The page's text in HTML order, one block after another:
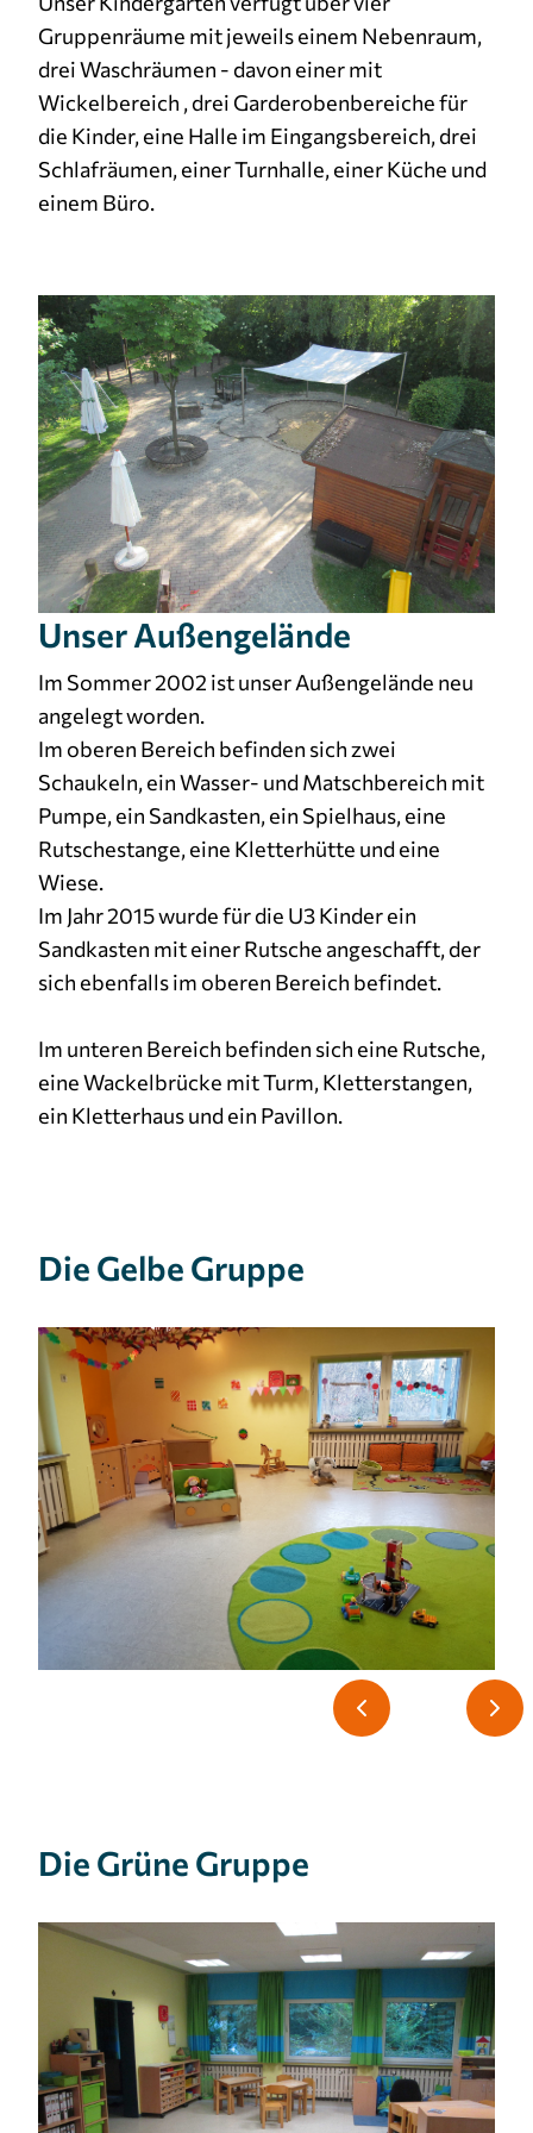
Gruppenräume mit jeweils einem Nebenraum,
drei Waschräumen - davon einer mit
Wickelbereich , drei Garderobenbereiche für
die Kinder, eine Halle im Eingangsbereich, drei
Schlafräumen, einer Turnhalle, einer Küche und
einem Büro.
Unser Außengelände
Im Sommer 2002 ist unser Außengelände neu
angelegt worden.
Im oberen Bereich befinden sich zwei
Schaukeln, ein Wasser- und Matschbereich mit
Pumpe, ein Sandkasten, ein Spielhaus, eine
Rutschestange, eine Kletterhütte und eine
Wiese.
Im Jahr 2015 wurde für die U3 Kinder ein
Sandkasten mit einer Rutsche angeschafft, der
sich ebenfalls im oberen Bereich befindet.
Im unteren Bereich befinden sich eine Rutsche,
eine Wackelbrücke mit Turm, Kletterstangen,
ein Kletterhaus und ein Pavillon.
Die Gelbe Gruppe
Die Grüne Gruppe
Cookie Laufzeit:
3 Monate